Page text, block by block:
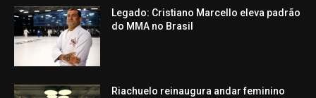
Legado: Cristiano Marcello eleva padrão
do MMA no Brasil
Riachuelo reinaugura andar feminino